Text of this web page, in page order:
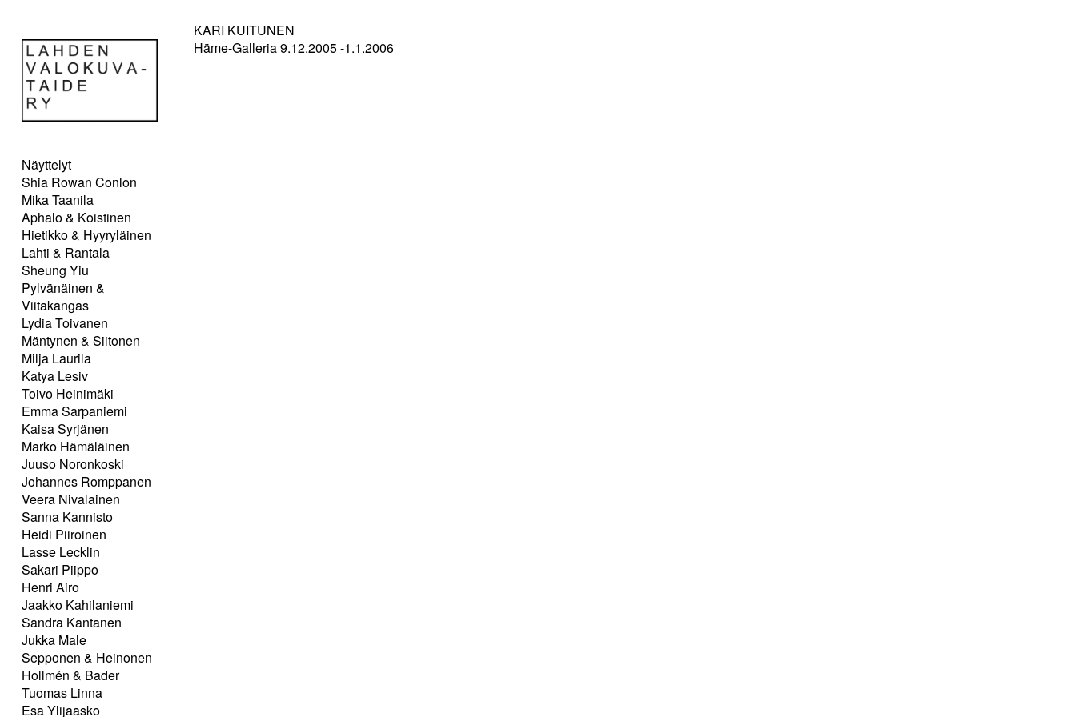
Näyttelyt
Shia Rowan Conlon
Mika Taanila
Aphalo & Koistinen
Hietikko & Hyyryläinen
Lahti & Rantala
Sheung Yiu
Pylvänäinen &
Viitakangas
Lydia Toivanen
Mäntynen & Siitonen
Milja Laurila
Katya Lesiv
Toivo Heinimäki
Emma Sarpaniemi
Kaisa Syrjänen
Marko Hämäläinen
Juuso Noronkoski
Johannes Romppanen
Veera Nivalainen
Sanna Kannisto
Heidi Piiroinen
Lasse Lecklin
Sakari Piippo
Henri Airo
Jaakko Kahilaniemi
Sandra Kantanen
Jukka Male
Sepponen & Heinonen
Hollmén & Bader
Tuomas Linna
Esa Ylijaasko
KARI KUITUNEN
Häme-Galleria 9.12.2005 -1.1.2006